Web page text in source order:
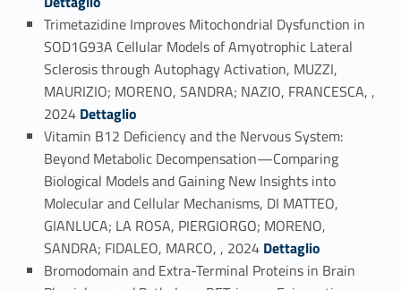
Trimetazidine Improves Mitochondrial Dysfunction in
SOD1G93A Cellular Models of Amyotrophic Lateral
Sclerosis through Autophagy Activation, MUZZI,
MAURIZIO; MORENO, SANDRA; NAZIO, FRANCESCA, ,
2024 Link identifier #identifier_person_128875-8Dettaglio
Vitamin B12 Deficiency and the Nervous System:
Beyond Metabolic Decompensation—Comparing
Biological Models and Gaining New Insights into
Molecular and Cellular Mechanisms, DI MATTEO,
GIANLUCA; LA ROSA, PIERGIORGO; MORENO,
SANDRA; FIDALEO, MARCO, , 2024 Link identifier #identifier_person_132850-9Dettaglio
Bromodomain and Extra-Terminal Proteins in Brain